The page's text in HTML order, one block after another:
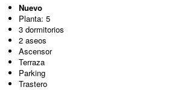
Nuevo
Planta: 5
3 dormitorios
2 aseos
Ascensor
Terraza
Parking
Trastero